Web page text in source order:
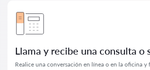
Llama y recibe una consulta o
Realice una conversación en línea o en la oficina